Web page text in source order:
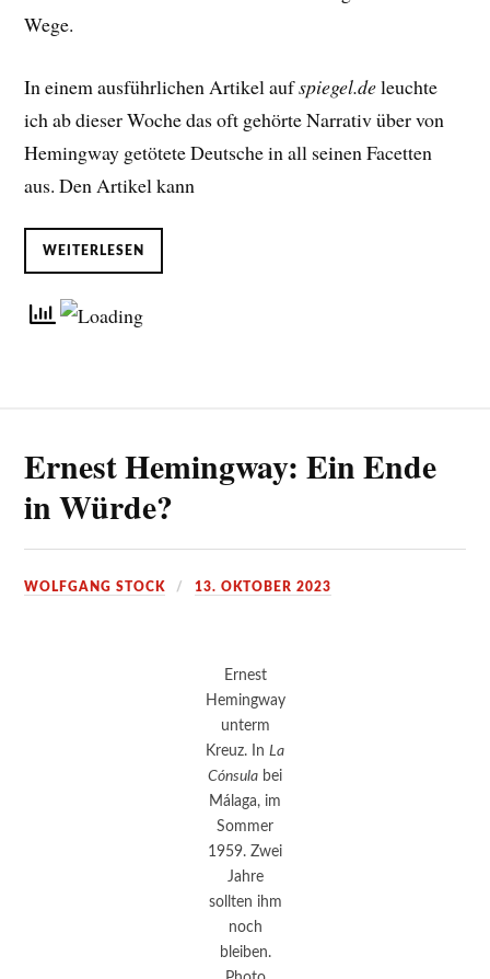
Wege.
In einem ausführlichen Artikel aufspiegel.deleuchte
ich ab dieser Woche das oft gehörte Narrativ über von
Hemingway getötete Deutsche in all seinen Facetten
aus. Den Artikel kann
WEITERLESEN
Ernest Hemingway: Ein Ende
in Würde?
WOLFGANG STOCK 13. OKTOBER 2023
Ernest
Hemingway
unterm
Kreuz. In La
Cónsula bei
Málaga, im
Sommer
1959. Zwei
Jahre
sollten ihm
noch
bleiben.